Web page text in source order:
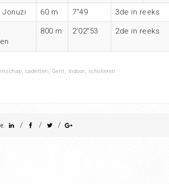
Jonuzi 60 m 7″49 3de in reeks
800 m 2’02″53 2de in reeks
, cadetten , Gent , indoor, scholieren
/ / /